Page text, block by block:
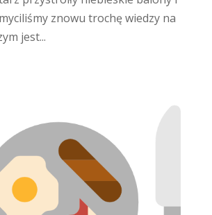
znowu trochę wiedzy na
jest...